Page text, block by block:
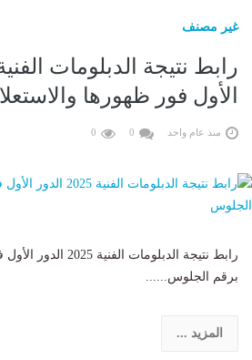
غير مصنف
الأول فور ظهورها
منذ عام واحد 0
0
رابط نتيجة الدبلومات
برقم الجلوس......
المزيد ...